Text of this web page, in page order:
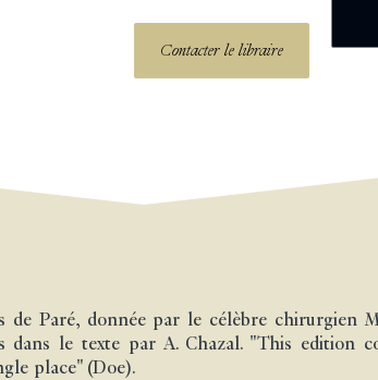
Contacter le libraire
Paré, donnée par le célèbre chirurgien
le texte par A. Chazal. "This edition
place" (Doe).